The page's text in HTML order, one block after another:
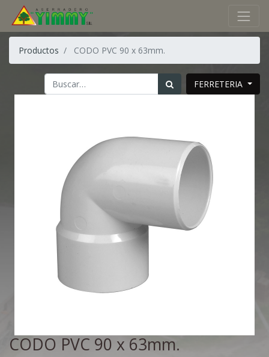
Productos CODO PVC 90 x 63mm.
FERRETERIA
CODO PVC 90 x 63mm.